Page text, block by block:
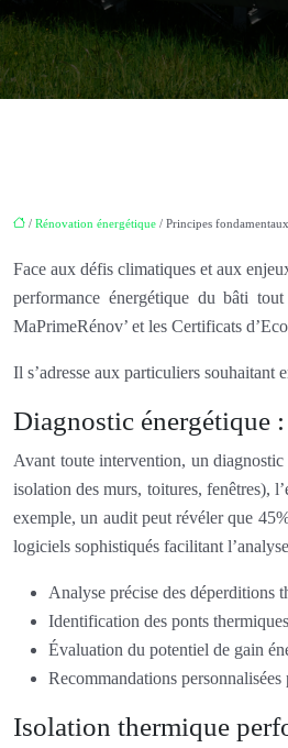
/ Rénovation énergétique / Principes
Face aux défis climatiques et aux
performance énergétique du bâti
MaPrimeRénov’ et les Certificats
Il s’adresse aux particuliers souhaitant
Diagnostic énergétique
Avant toute intervention, un
isolation des murs, toitures, fenêtres),
exemple, un audit peut révéler que
logiciels sophistiqués facilitant
Analyse précise des déperditions
Identification des ponts
Évaluation du potentiel de gain
Recommandations
Isolation thermique